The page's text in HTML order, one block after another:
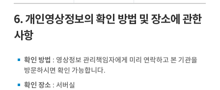
6. 개인영상정보의 확인 방법 및 장소에 관한
사항
확인 방법 : 영상정보 관리책임자에게 미리 연락하고 본 기관을
방문하시면 확인 가능합니다.
확인 장소 : 서버실